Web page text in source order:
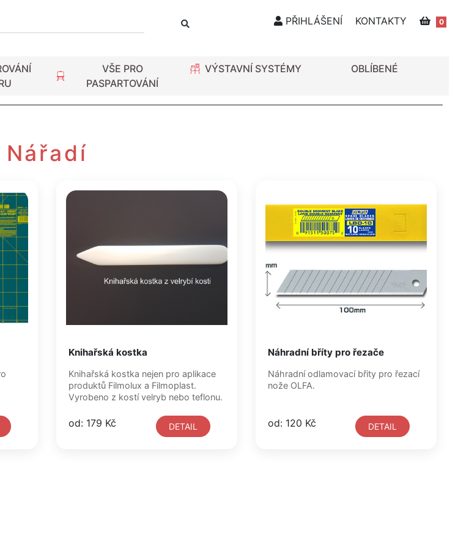
PŘIHLÁŠENÍ KONTAKTY 0
VŠE PRO
PASPARTOVÁNÍ
VÝSTAVNÍ SYSTÉMY OBLÍBENÉ
Nářadí
Knihařská kostka
Knihařská kostka nejen pro aplikace
produktů Filmolux a Filmoplast.
Vyrobeno z kostí velryb nebo teflonu.
od: 179 Kč DETAIL
Náhradní bříty pro řezače
Náhradní odlamovací břity pro řezací
nože OLFA.
od: 120 Kč DETAIL